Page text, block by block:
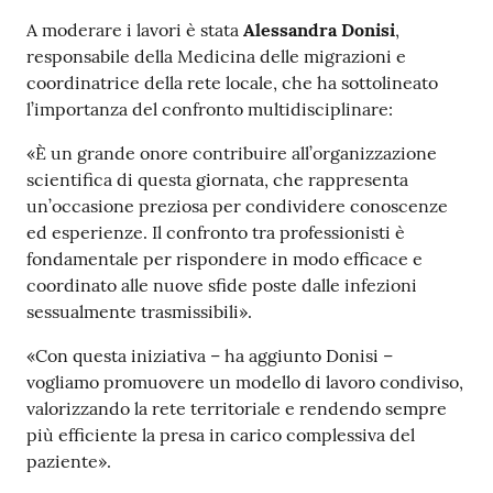
Novità
Scuole
Imprese
ed Enti
Seguici
su
A moderare i lavori è stata Alessandra Donisi,
responsabile della Medicina delle migrazioni e
coordinatrice della rete locale, che ha sottolineato
l’importanza del confronto multidisciplinare:
«È un grande onore contribuire all’organizzazione
scientifica di questa giornata, che rappresenta
un’occasione preziosa per condividere conoscenze
ed esperienze. Il confronto tra professionisti è
fondamentale per rispondere in modo efficace e
coordinato alle nuove sfide poste dalle infezioni
sessualmente trasmissibili».
«Con questa iniziativa – ha aggiunto Donisi –
vogliamo promuovere un modello di lavoro condiviso,
valorizzando la rete territoriale e rendendo sempre
più efficiente la presa in carico complessiva del
paziente».